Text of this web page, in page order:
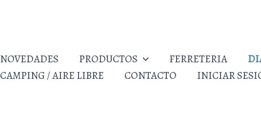
NOVEDADES PRODUCTOS FERRETERIA
CAMPING / AIRE LIBRE
CONTACTO INICIAR